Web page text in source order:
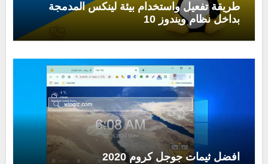
طريقة تفعيل واستخدام بيئة لينكس المدمجة
بداخل نظام ويندوز 10
افضل ثيمات جوجل كروم 2020